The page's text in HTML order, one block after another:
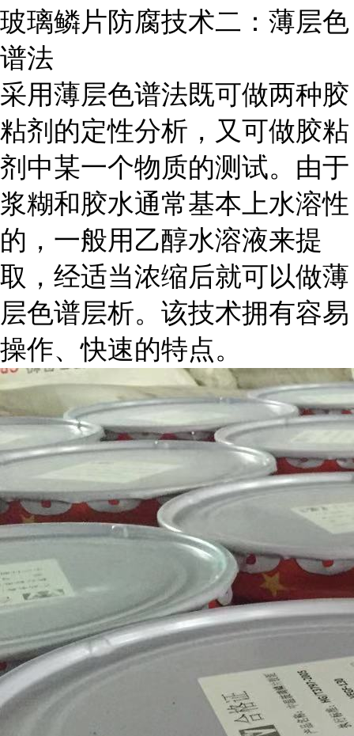
玻璃鳞片防腐技术二：薄层色
谱法
采用薄层色谱法既可做两种胶
粘剂的定性分析，又可做胶粘
剂中某一个物质的测试。由于
浆糊和胶水通常基本上水溶性
的，一般用乙醇水溶液来提
取，经适当浓缩后就可以做薄
层色谱层析。该技术拥有容易
操作、快速的特点。